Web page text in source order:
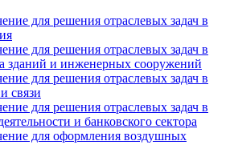
для решения отраслевых задач в
для решения отраслевых задач в
зданий и инженерных сооружений
для решения отраслевых задач в
связи
для решения отраслевых задач в
и банковского сектора
для оформления воздушных